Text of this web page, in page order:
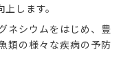
します。
ネシウムをはじめ、豊
類の様々な疾病の予防